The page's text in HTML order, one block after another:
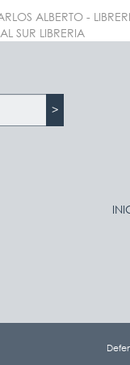
ALBERTO -
SUR LIBRERIA